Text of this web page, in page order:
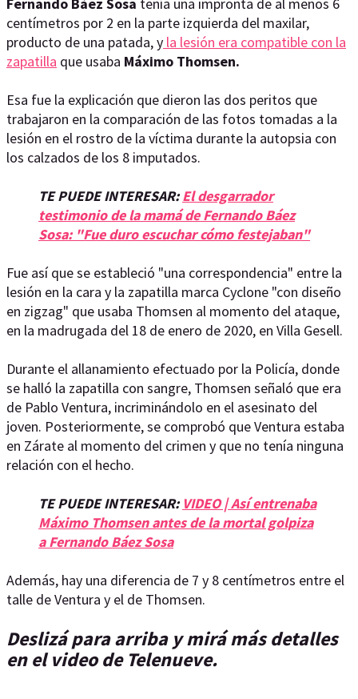
centímetros por 2 en la parte izquierda del maxilar,
producto de una patada, y la lesión era compatible con la
zapatilla que usaba Máximo Thomsen.
Esa fue la explicación que dieron las dos peritos que
trabajaron en la comparación de las fotos tomadas a la
lesión en el rostro de la víctima durante la autopsia con
los calzados de los 8 imputados.
TE PUEDE INTERESAR:El desgarrador
testimonio de la mamá de Fernando Báez
Sosa: "Fue duro escuchar cómo festejaban"
Fue así que se estableció "una correspondencia" entre la
lesión en la cara y la zapatilla marca Cyclone "con diseño
en zigzag" que usaba Thomsen al momento del ataque,
en la madrugada del 18 de enero de 2020, en Villa Gesell.
Durante el allanamiento efectuado por la Policía, donde
se halló la zapatilla con sangre, Thomsen señaló que era
de Pablo Ventura, incriminándolo en el asesinato del
joven. Posteriormente, se comprobó que Ventura estaba
en Zárate al momento del crimen y que no tenía ninguna
relación con el hecho.
TE PUEDE INTERESAR:VIDEO | Así entrenaba
Máximo Thomsen antes de la mortal golpiza
a Fernando Báez Sosa
Además, hay una diferencia de 7 y 8 centímetros entre el
talle de Ventura y el de Thomsen.
Deslizá para arriba y mirá más detalles
en el video de Telenueve.